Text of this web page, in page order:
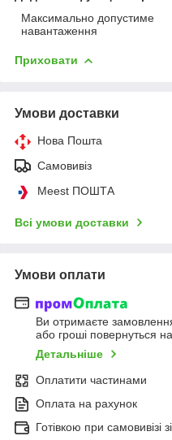
Максимально допустиме
навантаження
Приховати
Умови доставки
Нова Пошта
Самовивіз
Meest ПОШТА
Всі умови доставки
Умови оплати
Ви отримаєте
або гроші повернуться
Детальніше
Оплатити частинами
Оплата на рахунок
Готівкою при самовивізі